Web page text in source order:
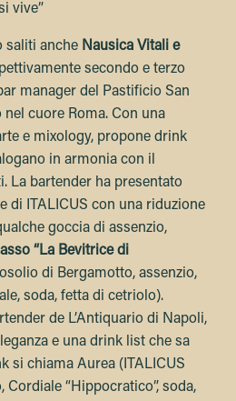
vive”
saliti anche Nausica Vitali e
secondo e terzo
manager del Pastificio San
cuore Roma. Con una
e mixology, propone drink
in armonia con il
La bartender ha presentato
di ITALICUS con una riduzione
goccia di assenzio,
“La Bevitrice di
di Bergamotto, assenzio,
soda, fetta di cetriolo).
de L’Antiquario di Napoli,
e una drink list che sa
si chiama Aurea (ITALICUS
Cordiale “Hippocratico”, soda,